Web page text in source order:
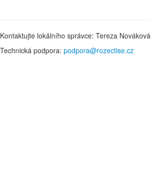
Kontaktujte lokálního správce: Tereza Nováková
Technická podpora: podpora@rozectise.cz